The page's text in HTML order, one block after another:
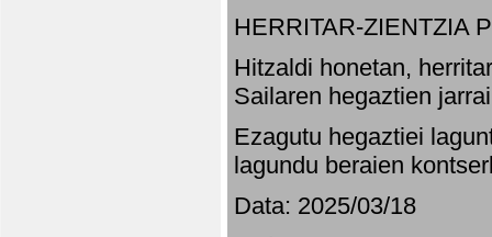
HERRITAR-ZIENTZIA
Hitzaldi honetan,
Sailaren hegaztien
Ezagutu hegaztiei
lagundu beraien
Data: 2025/03/18